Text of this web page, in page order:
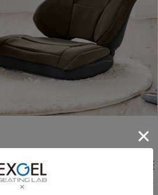
る高級自動車シートのような座
たれで体全体を包み込み、腰を